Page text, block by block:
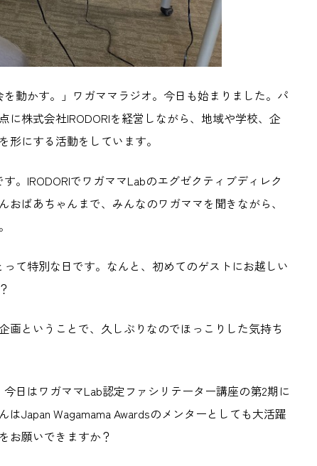
動かす。」ワガママラジオ。今日も始まりました。パ
に株式会社IRODORIを経営しながら、地域や学校、企
にする活動をしています。
。IRODORIでワガママLabのエグゼクティブディレク
ばあちゃんまで、みんなのワガママを聞きながら、
て特別な日です。なんと、初めてのゲストにお越しい
画ということで、久しぶりなのでほっこりした気持ち
日はワガママLab認定ファシリテーター講座の第2期に
Japan Wagamama Awardsのメンターとしても大活躍
お願いできますか？